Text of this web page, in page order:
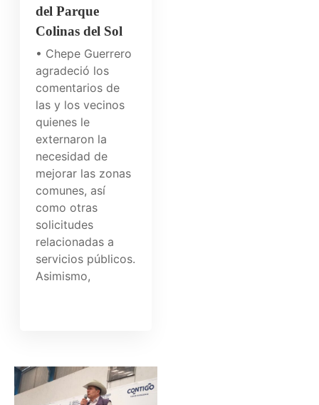
del Parque
Colinas del Sol
• Chepe Guerrero
agradeció los
comentarios de
las y los vecinos
quienes le
externaron la
necesidad de
mejorar las zonas
comunes, así
como otras
solicitudes
relacionadas a
servicios públicos.
Asimismo,